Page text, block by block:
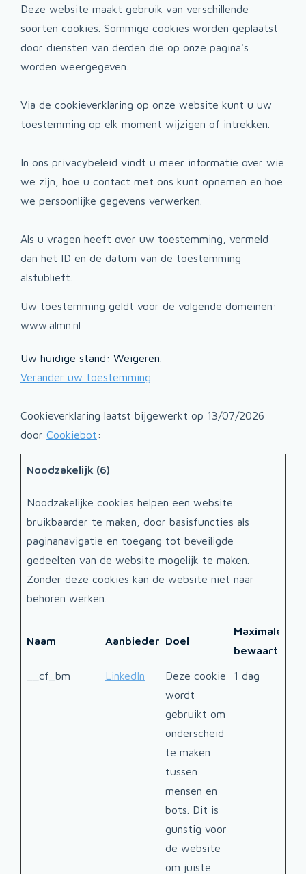
Deze website maakt gebruik van verschillende
soorten cookies. Sommige cookies worden geplaatst
door diensten van derden die op onze pagina's
worden weergegeven.
Via de cookieverklaring op onze website kunt u uw
toestemming op elk moment wijzigen of intrekken.
In ons privacybeleid vindt u meer informatie over wie
we zijn, hoe u contact met ons kunt opnemen en hoe
we persoonlijke gegevens verwerken.
Als u vragen heeft over uw toestemming, vermeld
dan het ID en de datum van de toestemming
alstublieft.
Uw toestemming geldt voor de volgende domeinen:
www.almn.nl
Uw huidige stand: Weigeren.
Verander uw toestemming
Cookieverklaring laatst bijgewerkt op 13/07/2026
door Cookiebot:
Noodzakelijk (6)
Noodzakelijke cookies helpen een website
bruikbaarder te maken, door basisfuncties als
paginanavigatie en toegang tot beveiligde
gedeelten van de website mogelijk te maken.
Zonder deze cookies kan de website niet naar
behoren werken.
Naam Aanbieder Doel
Maximale
__cf_bm LinkedIn
Deze cookie
wordt
gebruikt om
onderscheid
te maken
tussen
mensen en
bots. Dit is
gunstig voor
de website
om juiste
1 dag